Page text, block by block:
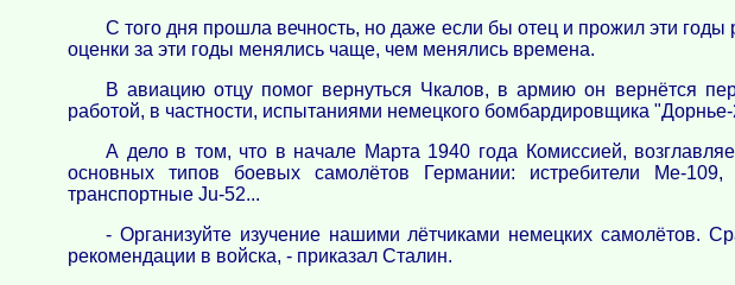
С того дня прошла вечность, но даже если бы отец и прожил эти
оценки за эти годы менялись чаще, чем менялись времена.
В авиацию отцу помог вернуться Чкалов, в армию он вернётся
работой, в частности, испытаниями немецкого бомбардировщика
А дело в том, что в начале Марта 1940 года Комиссией,
основных типов боевых самолётов Германии: истребители Ме-
транспортные Ju-52...
- Организуйте изучение нашими лётчиками немецких самолётов.
рекомендации в войска, - приказал Сталин.